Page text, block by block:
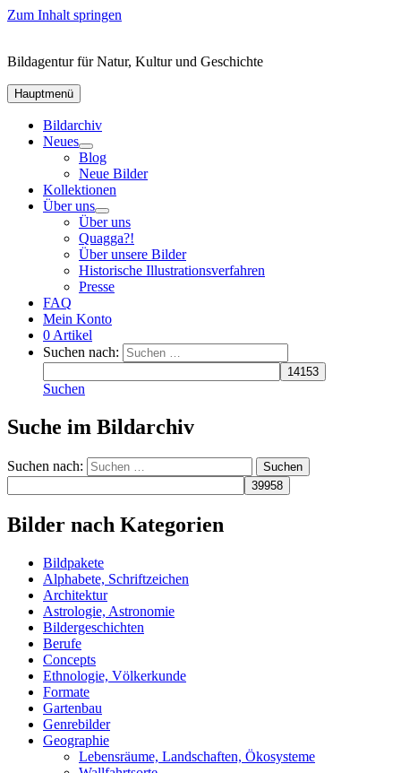
Zum Inhalt springen
Bildagentur für Natur, Kultur und Geschichte
Hauptmenü
Bildarchiv
Neues
Blog
Neue Bilder
Kollektionen
Über uns
Über uns
Quagga?!
Über unsere Bilder
Historische Illustrationsverfahren
Presse
FAQ
Mein Konto
0 Artikel
Suchen nach:
Suchen
Suche im Bildarchiv
Suchen nach:
Bilder nach Kategorien
Bildpakete
Alphabete, Schriftzeichen
Architektur
Astrologie, Astronomie
Bildergeschichten
Berufe
Concepts
Ethnologie, Völkerkunde
Formate
Gartenbau
Genrebilder
Geographie
Lebensräume, Landschaften, Ökosysteme